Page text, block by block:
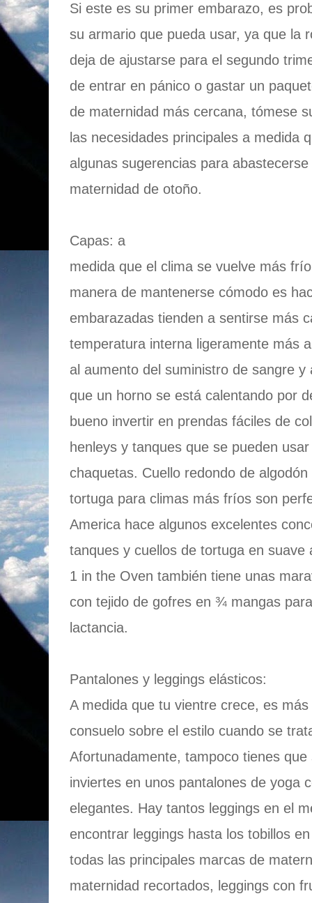
Si este es su primer embarazo, es
su armario que pueda usar, ya que la
deja de ajustarse para el segundo
de entrar en pánico o gastar un
de maternidad más cercana, tómese
las necesidades principales a medida
algunas sugerencias para
maternidad de otoño.
Capas: a
medida que el clima se vuelve más
manera de mantenerse cómodo es
embarazadas tienden a sentirse más
temperatura interna ligeramente más
al aumento del suministro de sangre y
que un horno se está calentando por
bueno invertir en prendas fáciles de
henleys y tanques que se pueden
chaquetas. Cuello redondo de
tortuga para climas más fríos son
America hace algunos excelentes
tanques y cuellos de tortuga en suave
1 in the Oven también tiene unas
con tejido de gofres en ¾ mangas
lactancia.
Pantalones y leggings elásticos:
A medida que tu vientre crece, es
consuelo sobre el estilo cuando se
Afortunadamente, tampoco tienes
inviertes en unos pantalones de yoga
elegantes. Hay tantos leggings en el
encontrar leggings hasta los tobillos
todas las principales marcas de
maternidad recortados, leggings con